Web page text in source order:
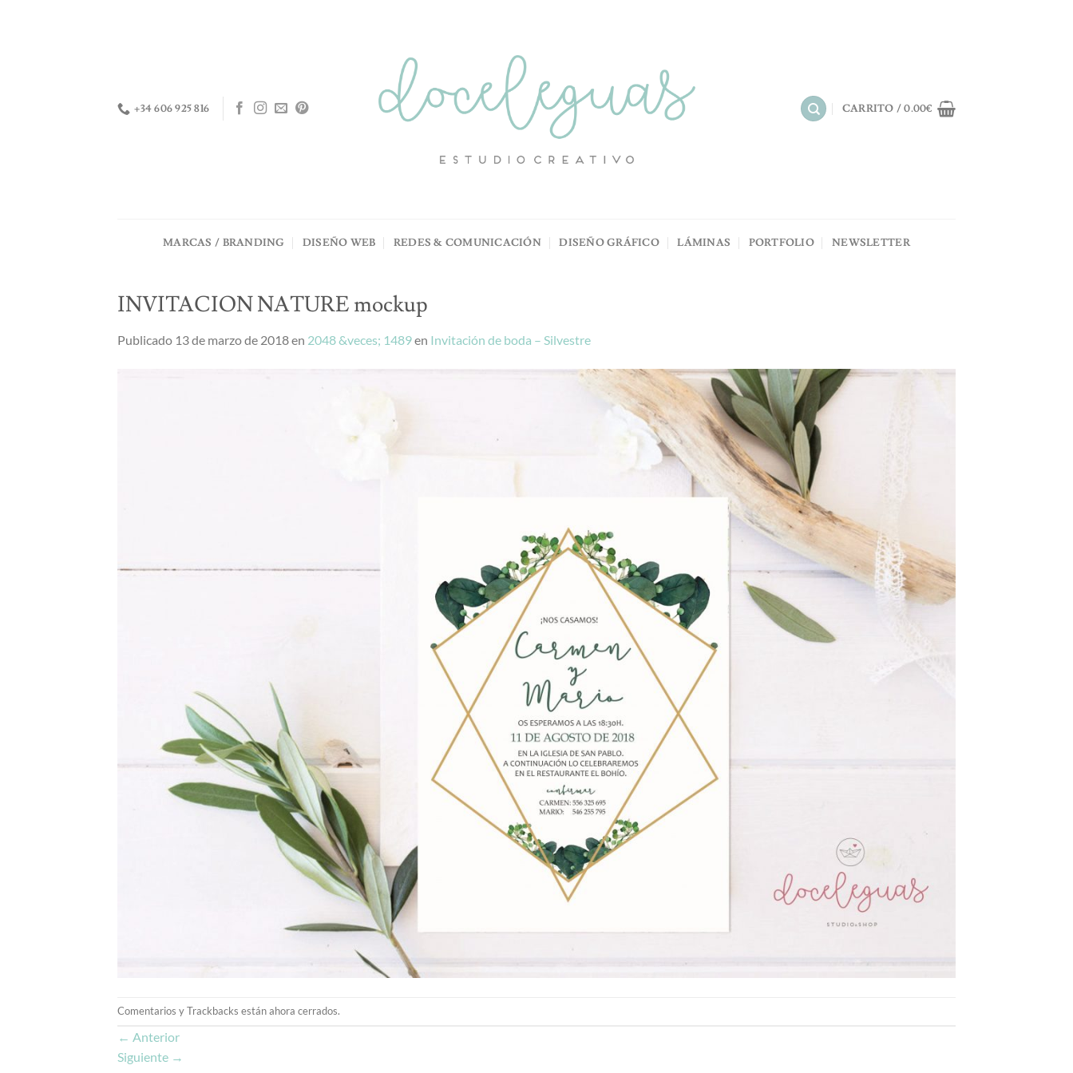
+34 606 925 816 CARRITO /0.00€
MARCAS / BRANDING DISEÑO WEB REDES & COMUNICACIÓN DISEÑO GRÁFICO LÁMINAS PORTFOLIO NEWSLETTER
INVITACION NATURE mockup
Publicado 13 de marzo de 2018en 2048 &veces; 1489en Invitación de boda – Silvestre
Comentarios y Trackbacks están ahora cerrados.
← Anterior
Siguiente →